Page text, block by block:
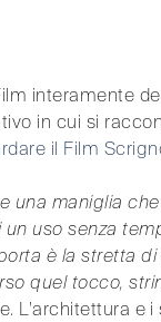
interamente
in cui si
il Film
una maniglia
uso senza
è la stretta
quel tocco,
L'architettura e i